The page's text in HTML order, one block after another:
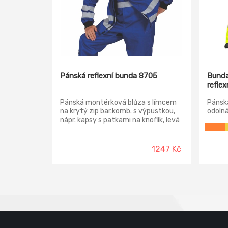
Pánská reflexní bunda 8705
Pánská montérková blůza s límcem
na krytý zip bar.komb. s výpustkou,
nápr. kapsy s patkami na knoflík, levá
díly, zadní a rukávy s reflexními pruhy.
V délce pruženka na bocích, v podpaží
1247 Kč
levá